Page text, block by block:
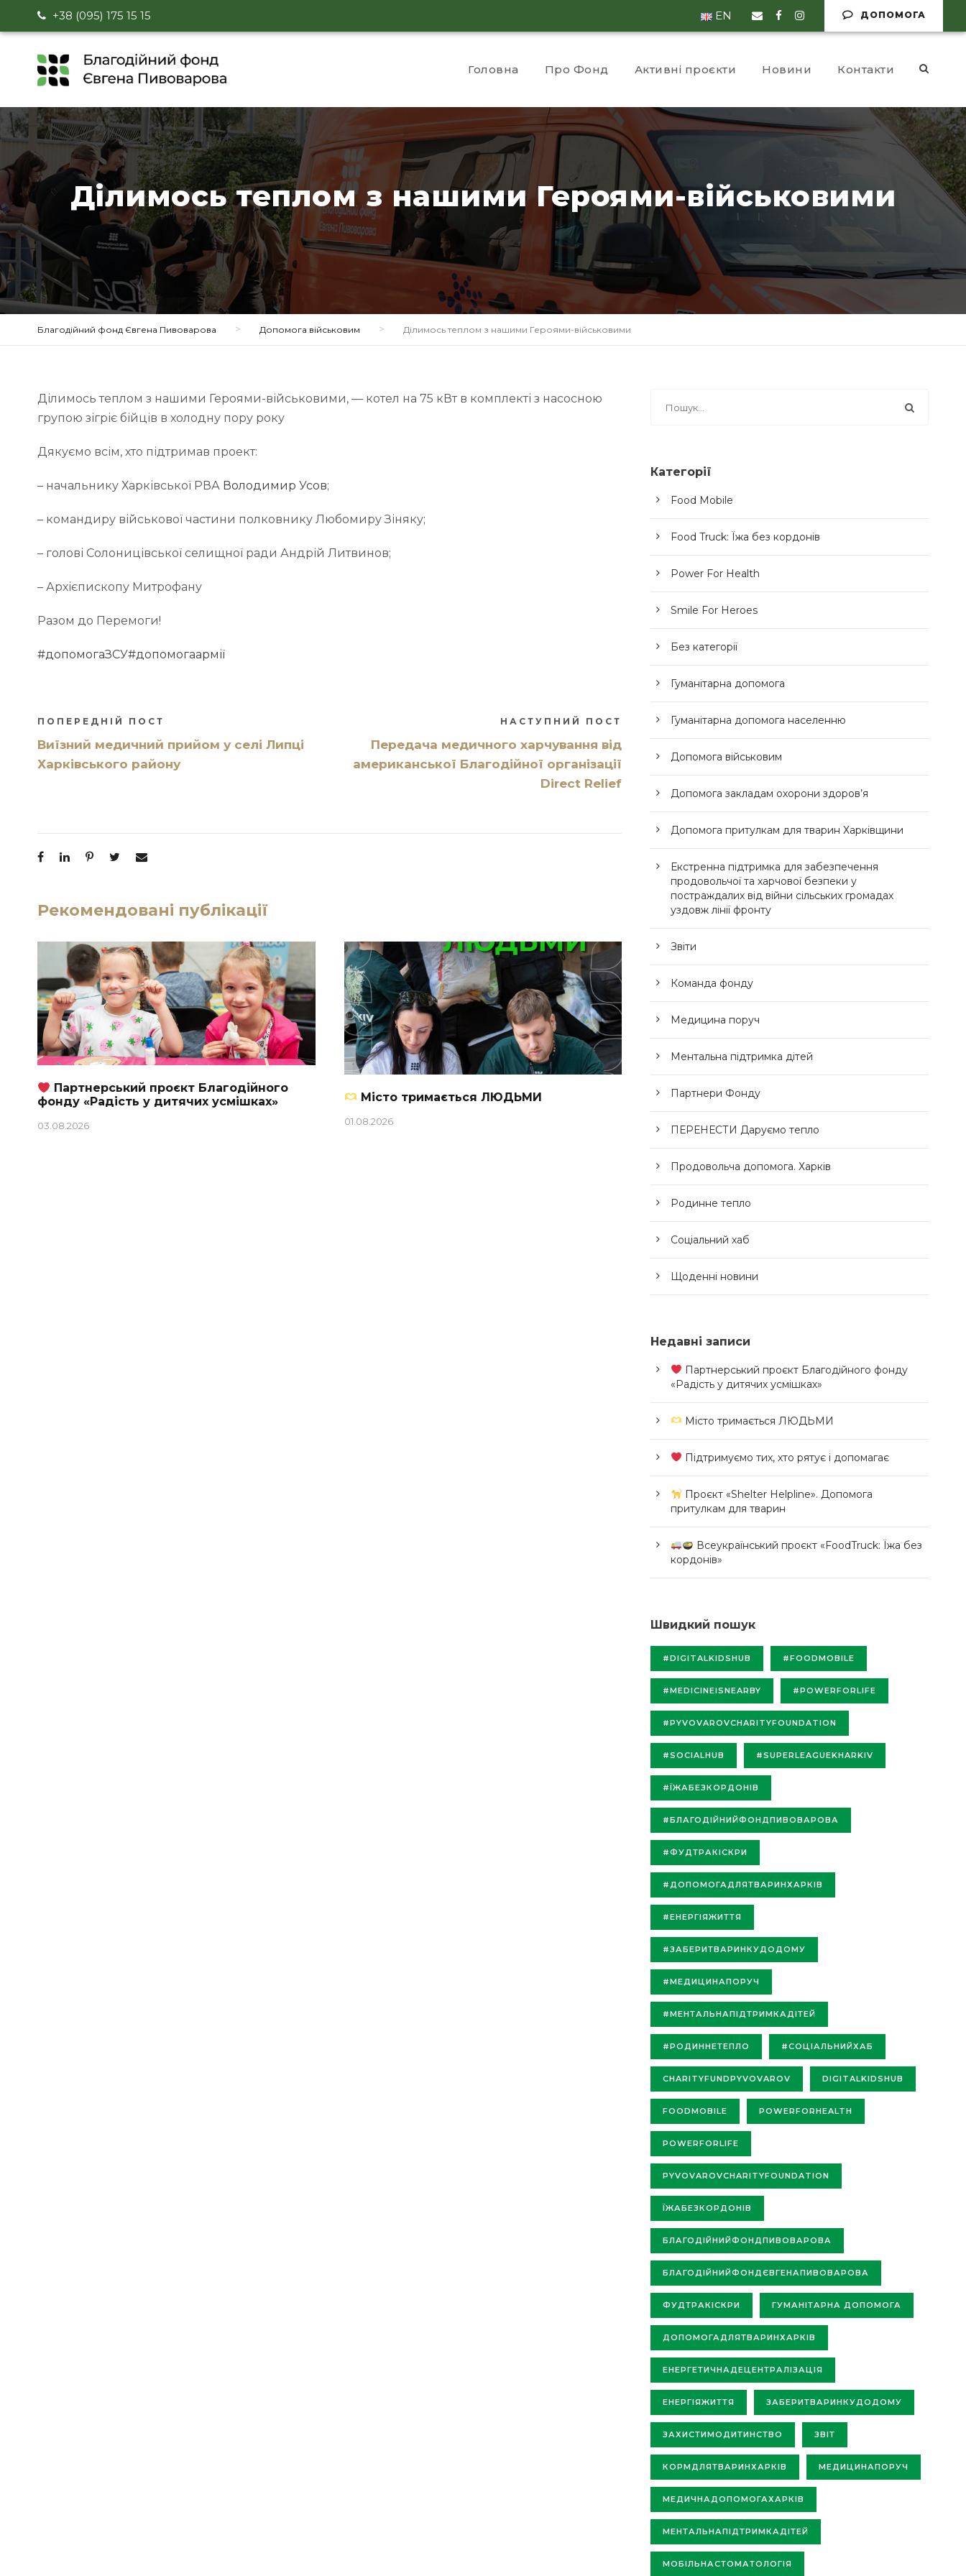
+38 (095) 175 15 15 ДОПОМОГА
EN
Головна Про Фонд Активні проєкти Новини Контакти
Ділимось теплом з нашими Героями-військовими
Благодійний фонд Євгена Пивоварова > Допомога військовим > Ділимось теплом з нашими Героями-військовими
Ділимось теплом з нашими Героями-військовими, — котел на 75 кВт в комплекті з насосною
групою зігріє бійців в холодну пору року
Дякуємо всім, хто підтримав проект:
– начальнику Харківської РВА Володимир Усов;
– командиру військової частини полковнику Любомиру Зіняку;
– голові Солоницівської селищної ради Андрій Литвинов;
– Архієпископу Митрофану
Разом до Перемоги!
#допомогаЗСУ#допомогаармії
ПОПЕРЕДНІЙ ПОСТ
Виїзний медичний прийом у селі Липці
Харківського району
НАСТУПНИЙ ПОСТ
Передача медичного харчування від
американської Благодійної організації
Direct Relief
Рекомендовані публікації
Партнерський проєкт Благодійного
фонду «Радість у дитячих усмішках»
03.08.2026
Місто тримається ЛЮДЬМИ
01.08.2026
Категорії
Food Mobile
Food Truck: Їжа без кордонів
Power For Health
Smile For Heroes
Без категорії
Гуманітарна допомога
Гуманітарна допомога населенню
Допомога військовим
Допомога закладам охорони здоров’я
Допомога притулкам для тварин Харківщини
Екстренна підтримка для забезпечення
продовольчої та харчової безпеки у
постраждалих від війни сільських громадах
уздовж лінії фронту
Звіти
Команда фонду
Медицина поруч
Ментальна підтримка дітей
Партнери Фонду
ПЕРЕНЕСТИ Даруємо тепло
Продовольча допомога. Харків
Родинне тепло
Соціальний хаб
Щоденні новини
Недавні записи
Партнерський проєкт Благодійного фонду
«Радість у дитячих усмішках»
Місто тримається ЛЮДЬМИ
Підтримуємо тих, хто рятує і допомагає
Проєкт «Shelter Helpline». Допомога
притулкам для тварин
Всеукраїнський проєкт «FoodTruck: Їжа без
кордонів»
Швидкий пошук
#DIGITALKIDSHUB #FOODMOBILE
#MEDICINEISNEARBY #POWERFORLIFE
#PYVOVAROVCHARITYFOUNDATION
#SOCIALHUB #SUPERLEAGUEKHARKIV
#ЇЖАБЕЗКОРДОНІВ
#БЛАГОДІЙНИЙФОНДПИВОВАРОВА
#ФУДТРАКІСКРИ
#ДОПОМОГАДЛЯТВАРИНХАРКІВ
#ЕНЕРГІЯЖИТТЯ
#ЗАБЕРИТВАРИНКУДОДОМУ
#МЕДИЦИНАПОРУЧ
#МЕНТАЛЬНАПІДТРИМКАДІТЕЙ
#РОДИННЕТЕПЛО #СОЦІАЛЬНИЙХАБ
CHARITYFUNDPYVOVAROV DIGITALKIDSHUB
FOODMOBILE POWERFORHEALTH
POWERFORLIFE
PYVOVAROVCHARITYFOUNDATION
ЇЖАБЕЗКОРДОНІВ
БЛАГОДІЙНИЙФОНДПИВОВАРОВА
БЛАГОДІЙНИЙФОНДЄВГЕНАПИВОВАРОВА
ФУДТРАКІСКРИ ГУМАНІТАРНА ДОПОМОГА
ДОПОМОГАДЛЯТВАРИНХАРКІВ
ЕНЕРГЕТИЧНАДЕЦЕНТРАЛІЗАЦІЯ
ЕНЕРГІЯЖИТТЯ ЗАБЕРИТВАРИНКУДОДОМУ
ЗАХИСТИМОДИТИНСТВО ЗВІТ
КОРМДЛЯТВАРИНХАРКІВ МЕДИЦИНАПОРУЧ
МЕДИЧНАДОПОМОГАХАРКІВ
МЕНТАЛЬНАПІДТРИМКАДІТЕЙ
МОБІЛЬНАСТОМАТОЛОГІЯ